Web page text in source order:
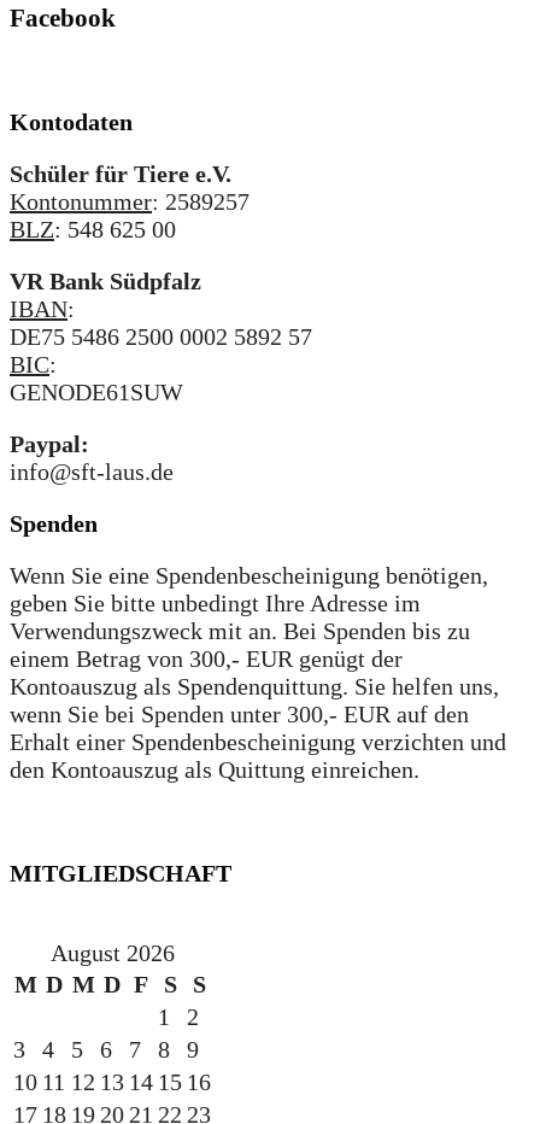
Facebook
Kontodaten
Schüler für Tiere e.V.
Kontonummer: 2589257
BLZ: 548 625 00
VR Bank Südpfalz
IBAN:
DE75 5486 2500 0002 5892 57
BIC:
GENODE61SUW
Paypal:
info@sft-laus.de
Spenden
Wenn Sie eine Spendenbescheinigung benötigen,
geben Sie bitte unbedingt Ihre Adresse im
Verwendungszweck mit an. Bei Spenden bis zu
einem Betrag von 300,- EUR genügt der
Kontoauszug als Spendenquittung. Sie helfen uns,
wenn Sie bei Spenden unter 300,- EUR auf den
Erhalt einer Spendenbescheinigung verzichten und
den Kontoauszug als Quittung einreichen.
MITGLIEDSCHAFT
August 2026
M D M D F S
S
1
2
3
4 5 6 7 8
9
10 11 12 13 14 15 16
17 18 192021 22 23